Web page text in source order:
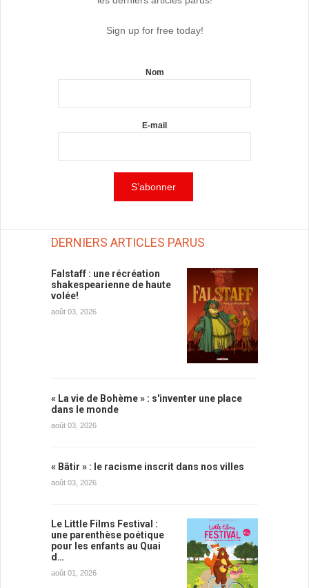
Sign up for free today!
Nom
E-mail
DERNIERS ARTICLES PARUS
Falstaff : une récréation
shakespearienne de haute
volée!
août 03, 2026
« La vie de Bohème » : s'inventer une place
dans le monde
août 03, 2026
« Bâtir » : le racisme inscrit dans nos villes
août 03, 2026
Le Little Films Festival :
une parenthèse poétique
pour les enfants au Quai
d…
août 01, 2026